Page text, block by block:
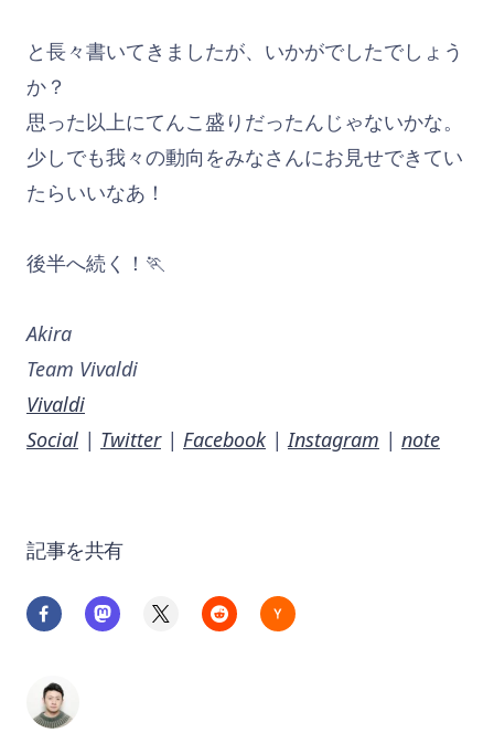
と長々書いてきましたが、いかがでしたでしょう
か？
思った以上にてんこ盛りだったんじゃないかな。
少しでも我々の動向をみなさんにお見せできてい
たらいいなあ！
後半へ続く！🏃
Akira
Team Vivaldi
Vivaldi
Social | Twitter| Facebook |Instagram | note
記事を共有